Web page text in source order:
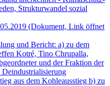
Strukturwandel sozial
(Dokument, Link öffnet
und Bericht: a) zu dem
Kotré, Tino Chrupalla,
und der Fraktion der
aus dem Kohleausstieg b) zu